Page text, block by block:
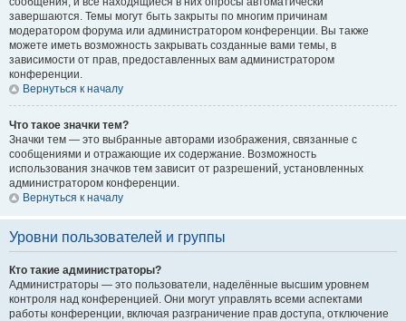
завершаются. Темы могут быть закрыты по многим причинам
модератором форума или администратором конференции. Вы также
можете иметь возможность закрывать созданные вами темы, в
зависимости от прав, предоставленных вам администратором
конференции.
Вернуться к началу
Что такое значки тем?
Значки тем — это выбранные авторами изображения, связанные с
сообщениями и отражающие их содержание. Возможность
использования значков тем зависит от разрешений, установленных
администратором конференции.
Вернуться к началу
Уровни пользователей и группы
Кто такие администраторы?
Администраторы — это пользователи, наделённые высшим уровнем
контроля над конференцией. Они могут управлять всеми аспектами
работы конференции, включая разграничение прав доступа, отключение